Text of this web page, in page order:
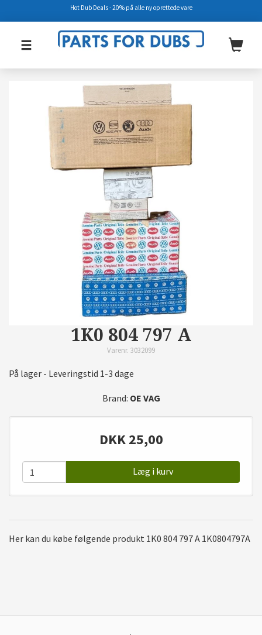
1K0 804 797 A
Varenr. 3032099
På lager - Leveringstid 1-3 dage
Brand: OE VAG
DKK 25,00
Læg i kurv
Her kan du købe følgende produkt 1K0 804 797 A 1K0804797A
Hot Dub Deals - 20% på alle ny oprettede vare